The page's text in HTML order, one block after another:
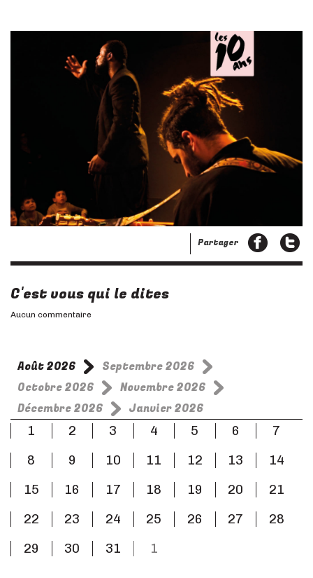
Partager
C'est vous qui le dites
Aucun commentaire
Août 2026
Septembre 2026
Octobre 2026
Novembre 2026
Décembre 2026
Janvier 2026
1
2 3 4 5 6
7
8
9 10 11 12 13
14
15
16 17 18 19 20
21
22
23 24 25 26 27
28
29
30 31 1